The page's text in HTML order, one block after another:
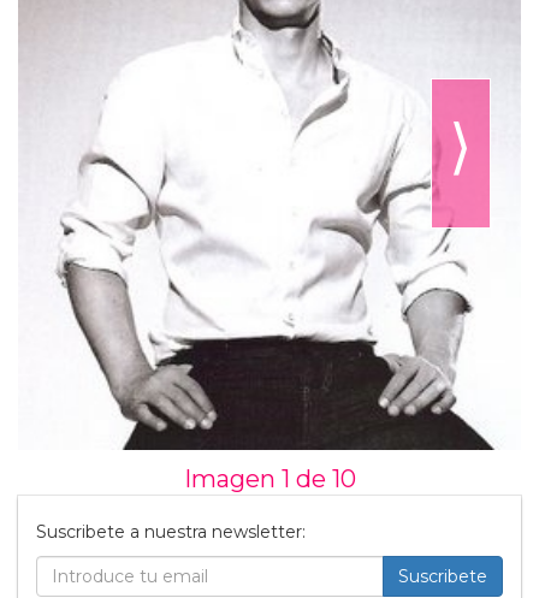
⟩
Imagen 1 de 10
Suscribete a nuestra newsletter:
Suscribete